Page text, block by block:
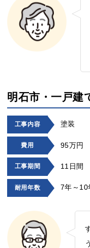
明石市・一戸建
工事内容 塗装
費用 95万円
工事期間 11日間
耐用年数 7年～10